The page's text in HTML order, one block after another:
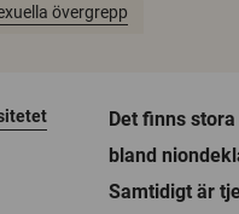
övergrepp
Det finns
bland
Samtidigt är